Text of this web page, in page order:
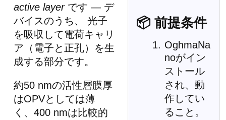
📦 前提条件
OghmaNa
noがイン
ストール
され、動
作してい
ること。
active layerです — デ
バイスのうち、 光子
を吸収して電荷キャリ
ア（電子と正孔）を生
成する部分です。
約50 nmの活性層膜厚
はOPVとしては薄
く、400 nmは比較的